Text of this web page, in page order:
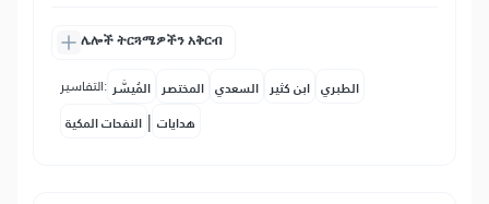
ሌሎች ትርጓሜዎችን አቅርብ
التفاسير: المُيسَّر المختصر السعدي ابن كثير الطبري
النفحات المكية | هدايات